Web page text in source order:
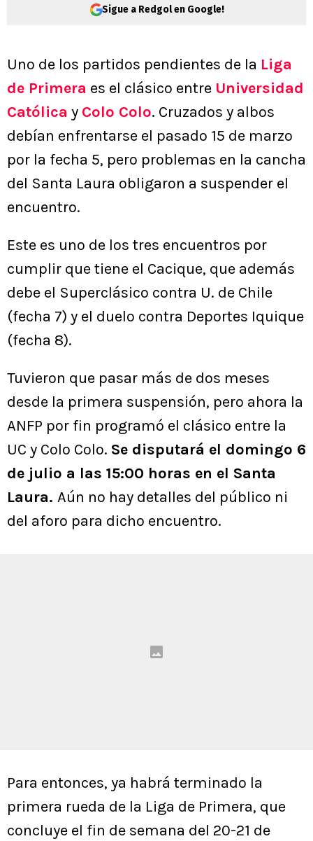
Sigue a Redgol en Google!
Uno de los partidos pendientes de la Liga
de Primera es el clásico entre Universidad
Católica y Colo Colo. Cruzados y albos
debían enfrentarse el pasado 15 de marzo
por la fecha 5, pero problemas en la cancha
del Santa Laura obligaron a suspender el
encuentro.
Este es uno de los tres encuentros por
cumplir que tiene el Cacique, que además
debe el Superclásico contra U. de Chile
(fecha 7) y el duelo contra Deportes Iquique
(fecha 8).
Tuvieron que pasar más de dos meses
desde la primera suspensión, pero ahora la
ANFP por fin programó el clásico entre la
UC y Colo Colo. Se disputará el domingo 6
de julio a las 15:00 horas en el Santa
Laura. Aún no hay detalles del público ni
del aforo para dicho encuentro.
Para entonces, ya habrá terminado la
primera rueda de la Liga de Primera, que
concluye el fin de semana del 20-21 de